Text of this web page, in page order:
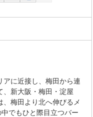
アに近接し、梅田から連
、新大阪・梅田・淀屋
梅田より北へ伸びるメ
でもひと際目立つバー